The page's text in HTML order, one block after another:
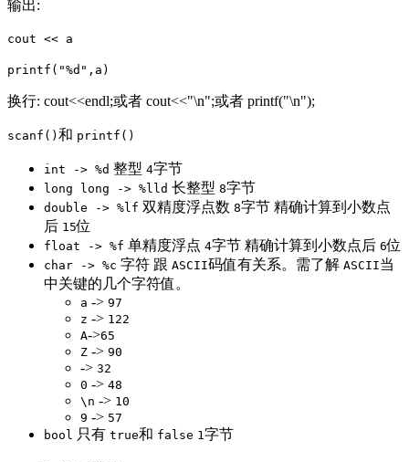
输出:
cout << a
printf("%d",a)
换行: cout<<endl;或者 cout<<"\n";或者 printf("\n");
scanf() 和 printf()
int -> %d 整型 4字节
long long -> %lld 长整型 8字节
double -> %lf 双精度浮点数 8字节 精确计算到小数点
后 15位
float -> %f 单精度浮点 4字节 精确计算到小数点后 6位
char -> %c 字符 跟 ASCII码值有关系。需了解 ASCII当
中关键的几个字符值。
a -> 97
z -> 122
A->65
Z -> 90
-> 32
0 -> 48
\n -> 10
9 -> 57
bool 只有 true和 false 1 字节